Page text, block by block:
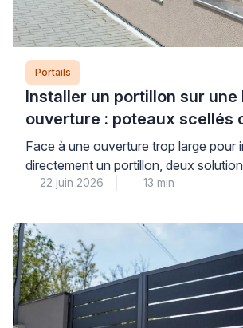
Portails
Installer un portillon sur une
ouverture : poteaux scellés
maçonnés ?
Face à une ouverture trop large pour
directement un portillon, deux
s’offrent à vous : le scellement de
décision conditionne directement la
durabilité et la sécurité de votre
terme. Pour faire le bon choix, il
22 juin 2026 13 min